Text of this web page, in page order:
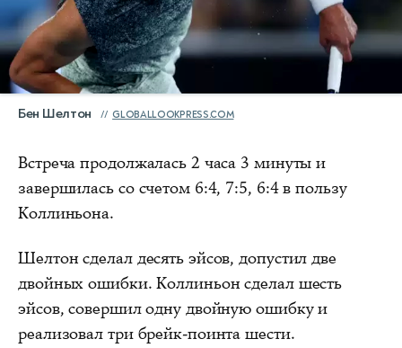
Бен Шелтон GLOBALLOOKPRESS.COM
Встреча продолжалась 2 часа 3 минуты и
завершилась со счетом 6:4, 7:5, 6:4 в пользу
Коллиньона.
Шелтон сделал десять эйсов, допустил две
двойных ошибки. Коллиньон сделал шесть
эйсов, совершил одну двойную ошибку и
реализовал три брейк-поинта шести.